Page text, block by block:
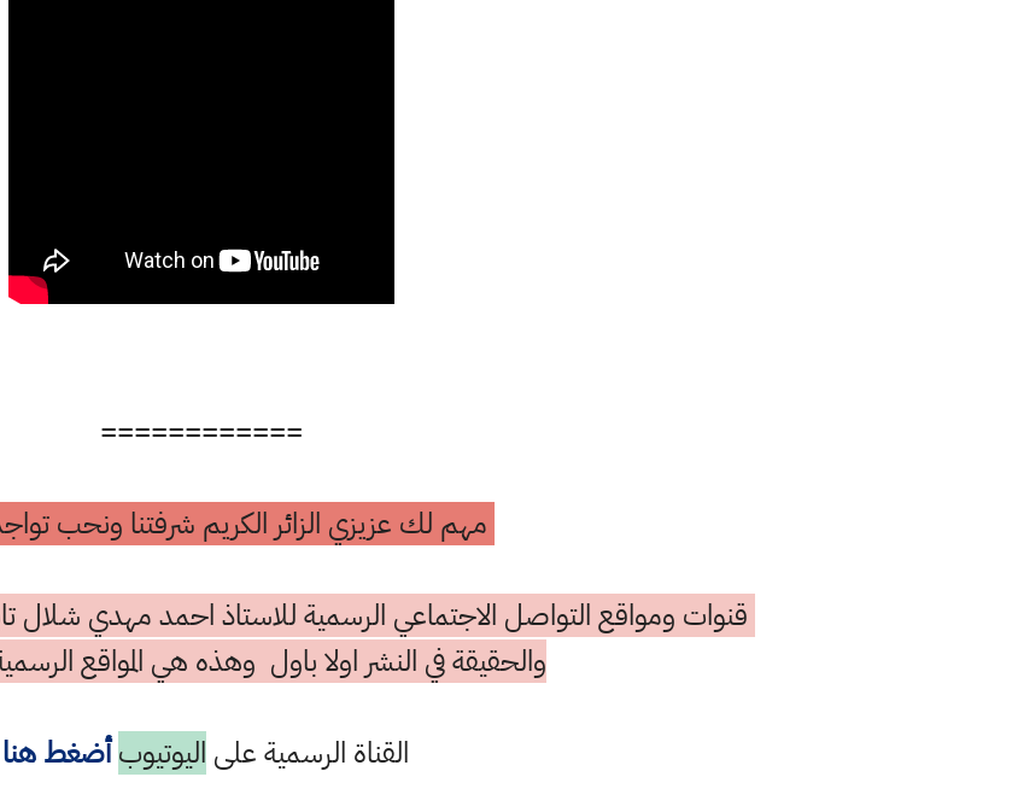
============
مهم لك عزيزي الزائر الكريم شرفتنا ونحب
قنوات ومواقع التواصل الاجتماعي الرسمية للاستاذ احمد مهدي شلال
والحقيقة في النشر اولا باول وهذه هي المواقع
القناة الرسمية على اليوتيوب أضغط هنا